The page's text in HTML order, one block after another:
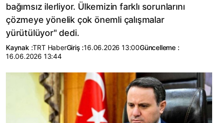
bağımsız ilerliyor. Ülkemizin farklı sorunlarını
çözmeye yönelik çok önemli çalışmalar
yürütülüyor" dedi.
Kaynak :TRT HaberGiriş :16.06.2026 13:00Güncelleme :
16.06.2026 13:44